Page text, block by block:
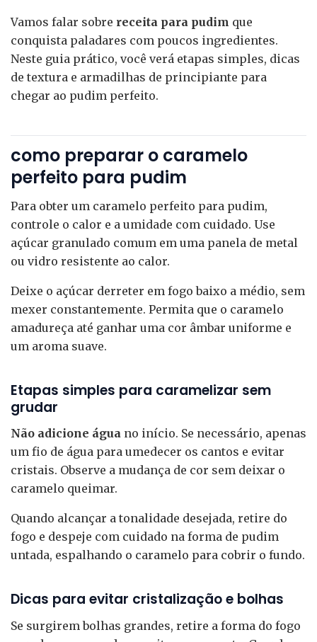
Vamos falar sobre receita para pudim que
conquista paladares com poucos ingredientes.
Neste guia prático, você verá etapas simples, dicas
de textura e armadilhas de principiante para
chegar ao pudim perfeito.
como preparar o caramelo
perfeito para pudim
Para obter um caramelo perfeito para pudim,
controle o calor e a umidade com cuidado. Use
açúcar granulado comum em uma panela de metal
ou vidro resistente ao calor.
Deixe o açúcar derreter em fogo baixo a médio, sem
mexer constantemente. Permita que o caramelo
amadureça até ganhar uma cor âmbar uniforme e
um aroma suave.
Etapas simples para caramelizar sem
grudar
Não adicione água no início. Se necessário, apenas
um fio de água para umedecer os cantos e evitar
cristais. Observe a mudança de cor sem deixar o
caramelo queimar.
Quando alcançar a tonalidade desejada, retire do
fogo e despeje com cuidado na forma de pudim
untada, espalhando o caramelo para cobrir o fundo.
Dicas para evitar cristalização e bolhas
Se surgirem bolhas grandes, retire a forma do fogo